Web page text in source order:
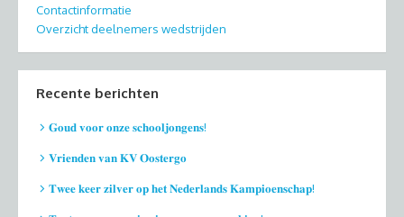
Contactinformatie
Overzicht deelnemers wedstrijden
Recente berichten
𝐆𝐨𝐮𝐝 𝐯𝐨𝐨𝐫 𝐨𝐧𝐳𝐞 𝐬𝐜𝐡𝐨𝐨𝐥𝐣𝐨𝐧𝐠𝐞𝐧𝐬!
𝐕𝐫𝐢𝐞𝐧𝐝𝐞𝐧 𝐯𝐚𝐧 𝐊𝐕 𝐎𝐨𝐬𝐭𝐞𝐫𝐠𝐨
𝐓𝐰𝐞𝐞 𝐤𝐞𝐞𝐫 𝐳𝐢𝐥𝐯𝐞𝐫 𝐨𝐩 𝐡𝐞𝐭 𝐍𝐞𝐝𝐞𝐫𝐥𝐚𝐧𝐝𝐬 𝐊𝐚𝐦𝐩𝐢𝐨𝐞𝐧𝐬𝐜𝐡𝐚𝐩!